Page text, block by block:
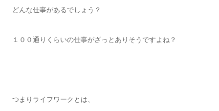
どんな仕事があるでしょう？
１００通りくらいの仕事がざっとありそうですよね？
つまりライフワークとは、